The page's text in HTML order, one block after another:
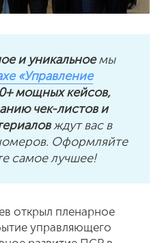
и уникальноемы
«Управление
мощных кейсов,
чек-листов и
ждут вас в
Оформляйте
самое лучшее!
открыл пленарное
управляющего